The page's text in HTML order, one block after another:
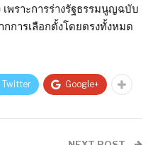
เพราะการร่างรัฐธรรมนูญฉบับ
การเลือกตั้งโดยตรงทั้งหมด
Twitter Google+